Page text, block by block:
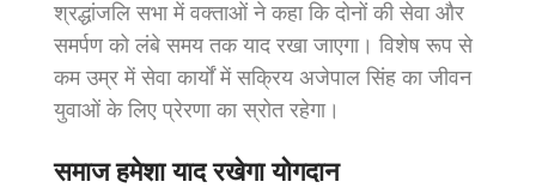
श्रद्धांजलि सभा में वक्ताओं ने कहा कि दोनों की सेवा और
समर्पण को लंबे समय तक याद रखा जाएगा। विशेष रूप से
कम उम्र में सेवा कार्यों में सक्रिय अजेपाल सिंह का जीवन
युवाओं के लिए प्रेरणा का स्रोत रहेगा।
समाज हमेशा याद रखेगा योगदान